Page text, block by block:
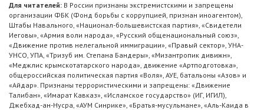
Для читателей: В России признаны экстремистскими и запрещены
организации ФБК (Фонд борьбы с коррупцией, признан иноагентом),
Штабы Навального, «Национал-большевистская партия», «Свидетели
Иеговы», «Армия воли народа», «Русский общенациональный союз»,
«Движение против нелегальной иммиграции», «Правый сектор», УНА-
УНСО, УПА, «Тризуб им. Степана Бандеры», «Мизантропик дивижн»,
«Меджлис крымскотатарского народа», движение «Артподготовка»,
общероссийская политическая партия «Воля», АУЕ, батальоны «Азов» и
«Айдар». Признаны террористическими и запрещены: «Движение
Талибан», «Имарат Кавказ», «Исламское государство» (ИГ, ИГИЛ),
Джебхад-ан-Нусра, «АУМ Синрике», «Братья-мусульмане», «Аль-Каида в